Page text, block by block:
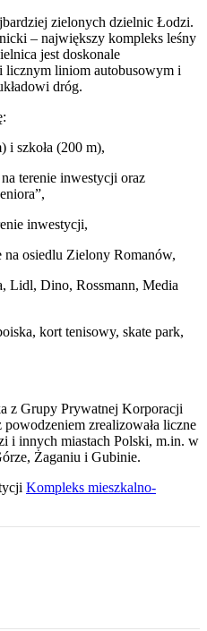
zielonych dzielnic Łodzi.
– największy kompleks leśny
jest doskonale
licznym liniom autobusowym i
dróg.
i szkoła (200 m),
terenie inwestycji oraz
inwestycji,
na osiedlu Zielony Romanów,
Lidl, Dino, Rossmann, Media
kort tenisowy, skate park,
z Grupy Prywatnej Korporacji
zrealizowała liczne
i innych miastach Polski, m.in. w
Żaganiu i Gubinie.
Kompleks mieszkalno-